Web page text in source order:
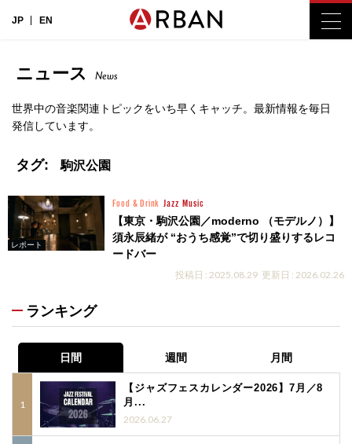
JP EN
ニュース News
世界中の音楽関連トピックをいち早くキャッチ。最新情報を毎日
発信しています。
タグ: 駒沢公園
レポート
Food & Drink Jazz Music
【東京・駒沢公園／moderno （モデルノ）】
須永辰緒が “おうち感覚”で切り盛りするレコ
ードバー
投稿日 : 2025.08.29 更新日 : 2026.02.26
ランキング
日間 週間 月間
【ジャズフェスカレンダー2026】7月／8
月...
2026.06.27